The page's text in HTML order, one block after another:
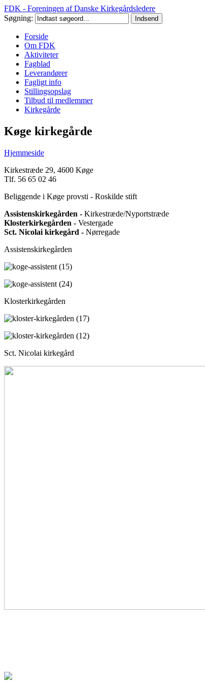
FDK - Foreningen af Danske Kirkegårdsledere
Søgning:
Forside
Om FDK
Aktiviteter
Fagblad
Leverandører
Fagligt info
Stillingsopslag
Tilbud til medlemmer
Kirkegårde
Køge kirkegårde
Hjemmeside
Kirkestræde 29, 4600 Køge
Tlf. 56 65 02 46
Beliggende i Køge provsti - Roskilde stift
Assistenskirkegården - Kirkestræde/Nyportstræde
Klosterkirkegården - Vestergade
Sct. Nicolai kirkegård - Nørregade
Assistenskirkegården
Klosterkirkegården
Sct. Nicolai kirkegård